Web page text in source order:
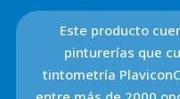
Este producto
pinturerías que
tintometría